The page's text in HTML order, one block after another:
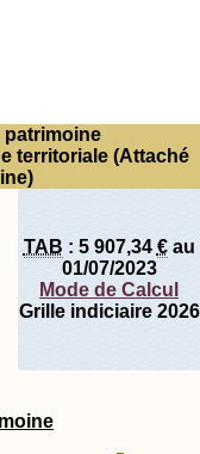
territoriale (Attaché
TAB : 5 907,34 €au
01/07/2023
Mode de Calcul
Grille indiciaire 2026